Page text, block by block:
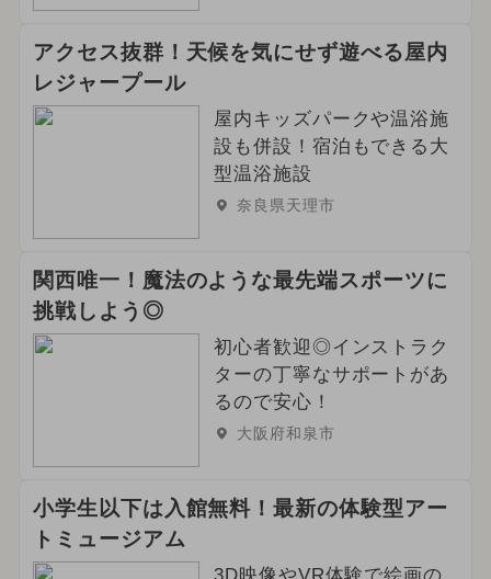
アクセス抜群！天候を気にせず遊べる屋内
レジャープール
屋内キッズパークや温浴施
設も併設！宿泊もできる大
型温浴施設
奈良県天理市
関西唯一！魔法のような最先端スポーツに
挑戦しよう◎
初心者歓迎◎インストラク
ターの丁寧なサポートがあ
るので安心！
大阪府和泉市
小学生以下は入館無料！最新の体験型アー
トミュージアム